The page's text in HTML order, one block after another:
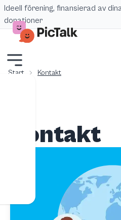
Ideell förening, finansierad av
donationer
Start Kontakt
Kontakt